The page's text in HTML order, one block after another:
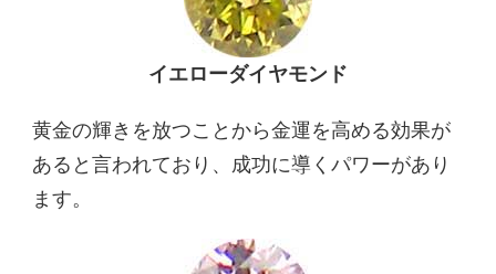
イエローダイヤモンド
黄金の輝きを放つことから金運を高める効果が
あると言われており、成功に導くパワーがあり
ます。